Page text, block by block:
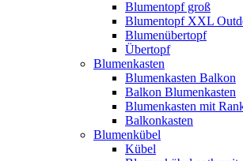
Blumentopf groß
Blumentopf XXL
Blumenübertopf
Übertopf
Blumenkasten
Blumenkasten Balkon
Balkon Blumenkasten
Blumenkasten mit
Balkonkasten
Blumenkübel
Kübel